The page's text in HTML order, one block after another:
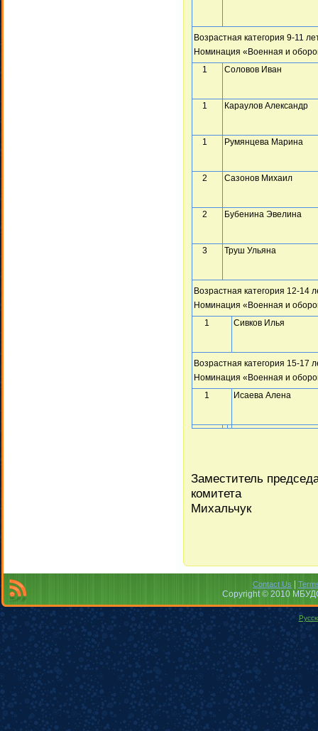
Возрастная категория 9-11
Номинация «Военная и
1
Соловов Иван
1 Караулов Александр
1 Румянцева Марина
2 Сазонов Михаил
2 Бубенина Эвелина
3 Труш Ульяна
Возрастная категория 12-14
Номинация «Военная и
1
Сивков Илья
Возрастная категория 15-17
Номинация «Военная и
1
Исаева Алена
Заместитель
Михальчук
Contact Us
Copyright © 2010